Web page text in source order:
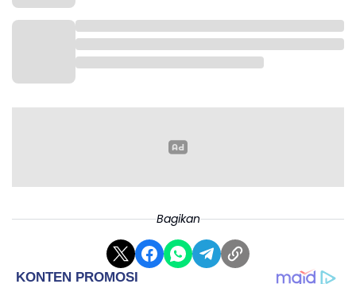
Dari kubu Clippers Kawhi Leonard mencetak 22 poin,
5 rebound, dan 2 assist. Kobe Brown dengan 13 poin,
Derrick Jones Jr dan Bogdan Bogdanovic dengan 12
poin, lalu Ivica Zubac dengan 10 poin, 14 rebound, dan
Nuggets berhak ke lolos ke semifinal setelah unggul
4-3 atas Clippers dal seri best of seven. Pada babak
Bagikan